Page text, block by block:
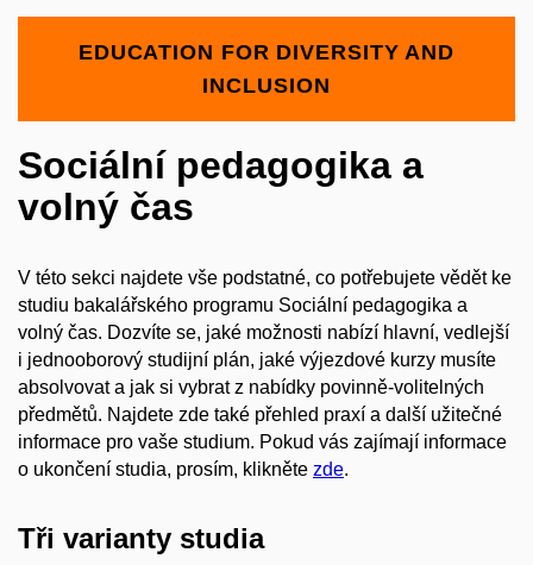
EDUCATION FOR DIVERSITY AND
INCLUSION
Sociální pedagogika a
volný čas
V této sekci najdete vše podstatné, co potřebujete vědět ke
studiu bakalářského programu Sociální pedagogika a
volný čas. Dozvíte se, jaké možnosti nabízí hlavní, vedlejší
i jednooborový studijní plán, jaké výjezdové kurzy musíte
absolvovat a jak si vybrat z nabídky povinně-volitelných
předmětů. Najdete zde také přehled praxí a další užitečné
informace pro vaše studium. Pokud vás zajímají informace
o ukončení studia, prosím, klikněte zde.
Tři varianty studia